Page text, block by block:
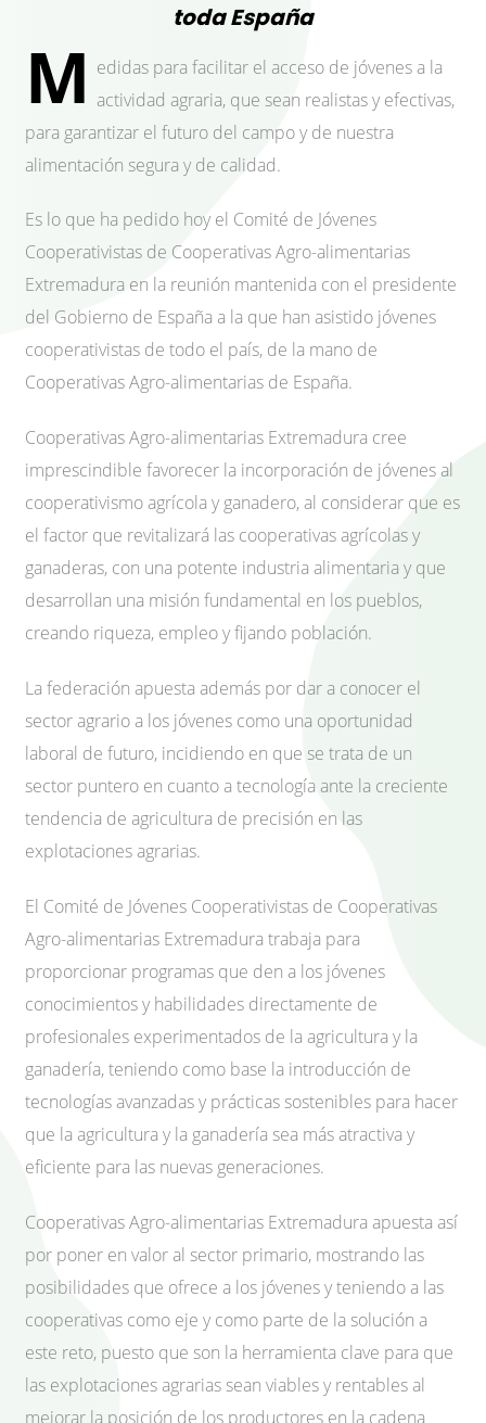
toda España
M edidas para facilitar el acceso de jóvenes a la
actividad agraria, que sean realistas y efectivas,
para garantizar el futuro del campo y de nuestra
alimentación segura y de calidad.
Es lo que ha pedido hoy el Comité de Jóvenes
Cooperativistas de Cooperativas Agro-alimentarias
Extremadura en la reunión mantenida con el presidente
del Gobierno de España a la que han asistido jóvenes
cooperativistas de todo el país, de la mano de
Cooperativas Agro-alimentarias de España.
Cooperativas Agro-alimentarias Extremadura cree
imprescindible favorecer la incorporación de jóvenes al
cooperativismo agrícola y ganadero, al considerar que es
el factor que revitalizará las cooperativas agrícolas y
ganaderas, con una potente industria alimentaria y que
desarrollan una misión fundamental en los pueblos,
creando riqueza, empleo y fijando población.
La federación apuesta además por dar a conocer el
sector agrario a los jóvenes como una oportunidad
laboral de futuro, incidiendo en que se trata de un
sector puntero en cuanto a tecnología ante la creciente
tendencia de agricultura de precisión en las
explotaciones agrarias.
El Comité de Jóvenes Cooperativistas de Cooperativas
Agro-alimentarias Extremadura trabaja para
proporcionar programas que den a los jóvenes
conocimientos y habilidades directamente de
profesionales experimentados de la agricultura y la
ganadería, teniendo como base la introducción de
tecnologías avanzadas y prácticas sostenibles para hacer
que la agricultura y la ganadería sea más atractiva y
eficiente para las nuevas generaciones.
Cooperativas Agro-alimentarias Extremadura apuesta así
por poner en valor al sector primario, mostrando las
posibilidades que ofrece a los jóvenes y teniendo a las
cooperativas como eje y como parte de la solución a
este reto, puesto que son la herramienta clave para que
las explotaciones agrarias sean viables y rentables al
mejorar la posición de los productores en la cadena